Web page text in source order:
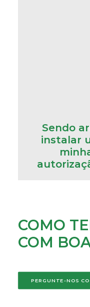
Sendo
instalar
COMO
COM
PERGUNTE-NOS